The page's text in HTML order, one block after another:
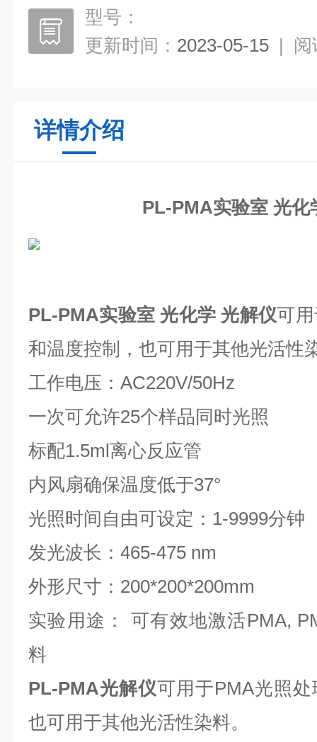
型号：
更新时间： 2023-05-15 | 阅
详情介绍
PL-PMA实验室 光化
PL-PMA实验室 光化学 光解仪可
和温度控制，也可用于其他光活性
工作电压：AC220V/50Hz
一次可允许25个样品同时光照
标配1.5ml离心反应管
内风扇确保温度低于37°
光照时间自由可设定：1-9999分钟
发光波长：465-475 nm
外形尺寸：200*200*200mm
实验用途： 可有效地激活PMA,
料
PL-PMA光解仪可用于PMA光照
也可用于其他光活性染料。